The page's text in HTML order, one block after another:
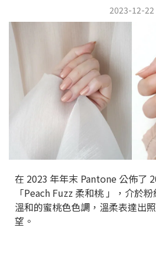
2023-12-22
在 2023 年年末 Pantone 公佈了
「Peach Fuzz 柔和桃 」，介於
溫和的蜜桃色色調，溫柔表達出
望。